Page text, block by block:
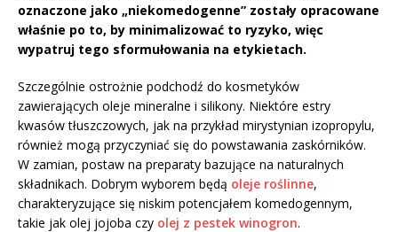
oznaczone jako „niekomedogenne” zostały opracowane
właśnie po to, by minimalizować to ryzyko, więc
wypatruj tego sformułowania na etykietach.
Szczególnie ostrożnie podchodź do kosmetyków
zawierających oleje mineralne i silikony. Niektóre estry
kwasów tłuszczowych, jak na przykład mirystynian izopropylu,
również mogą przyczyniać się do powstawania zaskórników.
W zamian, postaw na preparaty bazujące na naturalnych
składnikach. Dobrym wyborem będą oleje roślinne,
charakteryzujące się niskim potencjałem komedogennym,
takie jak olej jojoba czy olej z pestek winogron.